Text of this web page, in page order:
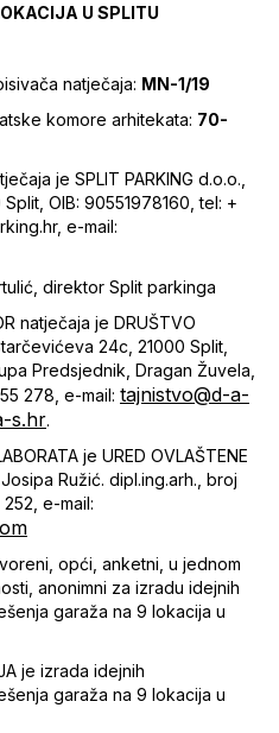
U SPLITU
natječaja: MN-1/19
komore arhitekata: 70-
je SPLIT PARKING d.o.o.,
OIB: 90551978160, tel: +
e-mail:
direktor Split parkinga
natječaja je DRUŠTVO
24c, 21000 Split,
Predsjednik, Dragan Žuvela,
278, e-mail: tajnistvo@d-a-
s.hr.
je URED OVLAŠTENE
Josipa Ružić. dipl.ing.arh., broj
e-mail:
opći, anketni, u jednom
anonimni za izradu idejnih
garaža na 9 lokacija u
je izrada idejnih
garaža na 9 lokacija u